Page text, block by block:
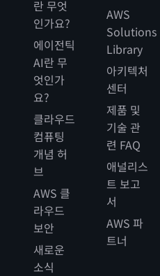
란 무엇
인가요?
에이전틱
AI란 무
엇인가
요?
클라우드
컴퓨팅
개념 허
브
AWS 클
라우드
보안
새로운
소식
AWS
Solutions
Library
아키텍처
센터
제품 및
기술 관
련 FAQ
애널리스
트 보고
서
AWS 파
트너